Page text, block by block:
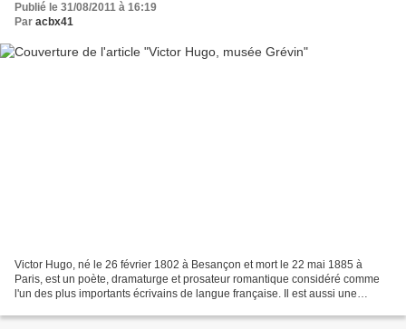
Publié le 31/08/2011 à 16:19
Par acbx41
Victor Hugo, né le 26 février 1802 à Besançon et mort le 22 mai 1885 à
Paris, est un poète, dramaturge et prosateur romantique considéré comme
l'un des plus importants écrivains de langue française. Il est aussi une